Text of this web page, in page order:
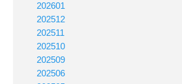
202601
202512
202511
202510
202509
202506